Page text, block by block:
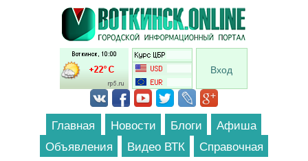
Перейти к основному содержанию
Вход
Главная Новости Блоги
Афиша
Объявления
Видео ВТК Справочная